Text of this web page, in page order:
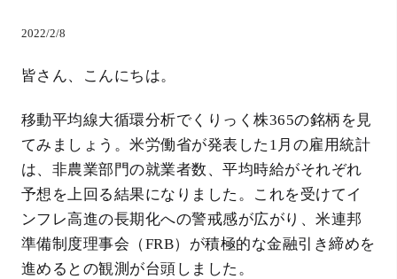
2022/2/8
皆さん、こんにちは。
移動平均線大循環分析でくりっく株365の銘柄を見
てみましょう。米労働省が発表した1月の雇用統計
は、非農業部門の就業者数、平均時給がそれぞれ
予想を上回る結果になりました。これを受けてイ
ンフレ高進の長期化への警戒感が広がり、米連邦
準備制度理事会（FRB）が積極的な金融引き締めを
進めるとの観測が台頭しました。